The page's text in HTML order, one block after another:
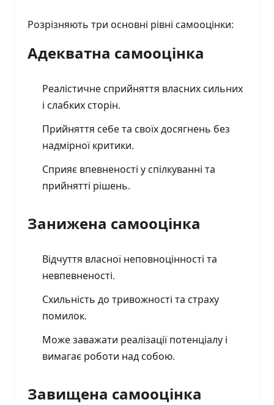
Розрізняють три основні рівні самооцінки:
Адекватна самооцінка
Реалістичне сприйняття власних сильних
і слабких сторін.
Прийняття себе та своїх досягнень без
надмірної критики.
Сприяє впевненості у спілкуванні та
прийнятті рішень.
Занижена самооцінка
Відчуття власної неповноцінності та
невпевненості.
Схильність до тривожності та страху
помилок.
Може заважати реалізації потенціалу і
вимагає роботи над собою.
Завищена самооцінка